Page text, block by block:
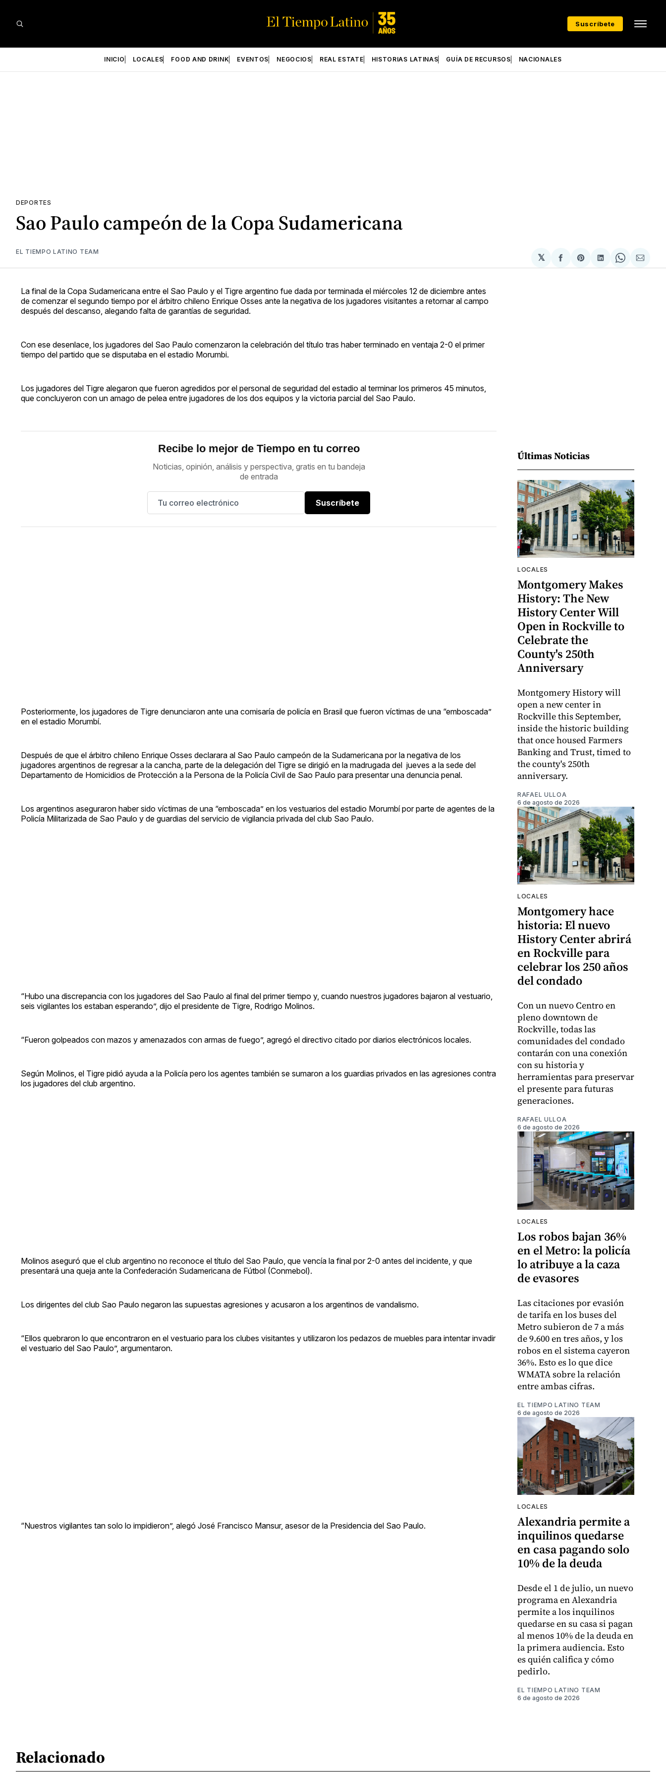
Suscríbete
INICIO LOCALES FOOD AND DRINK EVENTOS NEGOCIOS REAL ESTATE HISTORIAS LATINAS GUÍA DE RECURSOS NACIONALES
DEPORTES
Sao Paulo campeón de la Copa Sudamericana
EL TIEMPO LATINO TEAM
𝕏
Compartir
en
Share
on
Compartir
en
Share
on
via
La final de la Copa Sudamericana entre el Sao Paulo y el Tigre argentino fue dada por terminada el miércoles 12 de diciembre antes
de comenzar el segundo tiempo por el árbitro chileno Enrique Osses ante la negativa de los jugadores visitantes a retornar al campo
después del descanso, alegando falta de garantías de seguridad.
Con ese desenlace, los jugadores del Sao Paulo comenzaron la celebración del título tras haber terminado en ventaja 2-0 el primer
tiempo del partido que se disputaba en el estadio Morumbi.
Los jugadores del Tigre alegaron que fueron agredidos por el personal de seguridad del estadio al terminar los primeros 45 minutos,
que concluyeron con un amago de pelea entre jugadores de los dos equipos y la victoria parcial del Sao Paulo.
Recibe lo mejor de Tiempo en tu correo
Noticias, opinión, análisis y perspectiva, gratis en tu bandeja
de entrada
Suscríbete
Posteriormente, los jugadores de Tigre denunciaron ante una comisaría de policía en Brasil que fueron víctimas de una “emboscada”
en el estadio Morumbí.
Después de que el árbitro chileno Enrique Osses declarara al Sao Paulo campeón de la Sudamericana por la negativa de los
jugadores argentinos de regresar a la cancha, parte de la delegación del Tigre se dirigió en la madrugada del jueves a la sede del
Departamento de Homicidios de Protección a la Persona de la Policía Civil de Sao Paulo para presentar una denuncia penal.
Los argentinos aseguraron haber sido víctimas de una “emboscada” en los vestuarios del estadio Morumbí por parte de agentes de la
Policía Militarizada de Sao Paulo y de guardias del servicio de vigilancia privada del club Sao Paulo.
“Hubo una discrepancia con los jugadores del Sao Paulo al final del primer tiempo y, cuando nuestros jugadores bajaron al vestuario,
seis vigilantes los estaban esperando”, dijo el presidente de Tigre, Rodrigo Molinos.
“Fueron golpeados con mazos y amenazados con armas de fuego”, agregó el directivo citado por diarios electrónicos locales.
Según Molinos, el Tigre pidió ayuda a la Policía pero los agentes también se sumaron a los guardias privados en las agresiones contra
los jugadores del club argentino.
Molinos aseguró que el club argentino no reconoce el título del Sao Paulo, que vencía la final por 2-0 antes del incidente, y que
presentará una queja ante la Confederación Sudamericana de Fútbol (Conmebol).
Los dirigentes del club Sao Paulo negaron las supuestas agresiones y acusaron a los argentinos de vandalismo.
“Ellos quebraron lo que encontraron en el vestuario para los clubes visitantes y utilizaron los pedazos de muebles para intentar invadir
el vestuario del Sao Paulo”, argumentaron.
“Nuestros vigilantes tan solo lo impidieron”, alegó José Francisco Mansur, asesor de la Presidencia del Sao Paulo.
Últimas Noticias
LOCALES
Montgomery Makes
History: The New
History Center Will
Open in Rockville to
Celebrate the
County's 250th
Anniversary
Montgomery History will
open a new center in
Rockville this September,
inside the historic building
that once housed Farmers
Banking and Trust, timed to
the county's 250th
anniversary.
RAFAEL ULLOA
6 de agosto de 2026
LOCALES
Montgomery hace
historia: El nuevo
History Center abrirá
en Rockville para
celebrar los 250 años
del condado
Con un nuevo Centro en
pleno downtown de
Rockville, todas las
comunidades del condado
contarán con una conexión
con su historia y
herramientas para preservar
el presente para futuras
generaciones.
RAFAEL ULLOA
6 de agosto de 2026
LOCALES
Los robos bajan 36%
en el Metro: la policía
lo atribuye a la caza
de evasores
Las citaciones por evasión
de tarifa en los buses del
Metro subieron de 7 a más
de 9.600 en tres años, y los
robos en el sistema cayeron
36%. Esto es lo que dice
WMATA sobre la relación
entre ambas cifras.
EL TIEMPO LATINO TEAM
6 de agosto de 2026
LOCALES
Alexandria permite a
inquilinos quedarse
en casa pagando solo
10% de la deuda
Desde el 1 de julio, un nuevo
programa en Alexandria
permite a los inquilinos
quedarse en su casa si pagan
al menos 10% de la deuda en
la primera audiencia. Esto
es quién califica y cómo
pedirlo.
EL TIEMPO LATINO TEAM
6 de agosto de 2026
Relacionado